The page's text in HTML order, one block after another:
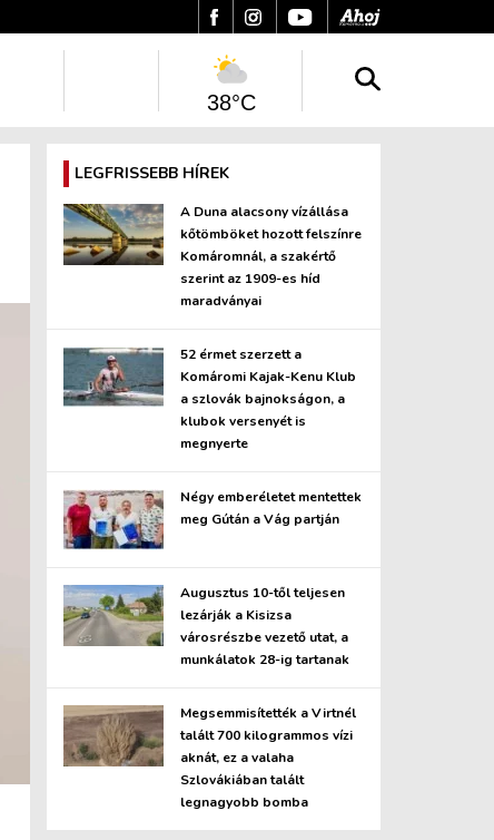
38°C
LEGFRISSEBB HÍREK
A Duna alacsony vízállása
kőtömböket hozott felszínre
Komáromnál, a szakértő
szerint az 1909-es híd
maradványai
52 érmet szerzett a
Komáromi Kajak-Kenu Klub
a szlovák bajnokságon, a
klubok versenyét is
megnyerte
Négy emberéletet mentettek
meg Gútán a Vág partján
Augusztus 10-től teljesen
lezárják a Kisizsa
városrészbe vezető utat, a
munkálatok 28-ig tartanak
Megsemmisítették a Virtnél
talált 700 kilogrammos vízi
aknát, ez a valaha
Szlovákiában talált
legnagyobb bomba